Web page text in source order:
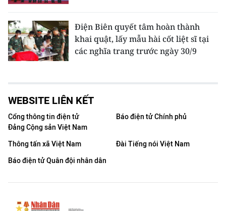
Điện Biên quyết tâm hoàn thành
khai quật, lấy mẫu hài cốt liệt sĩ tại
các nghĩa trang trước ngày 30/9
WEBSITE LIÊN KẾT
Cổng thông tin điện tử
Đảng Cộng sản Việt Nam
Báo điện tử Chính phủ
Thông tấn xã Việt Nam
Đài Tiếng nói Việt Nam
Báo điện tử Quân đội nhân dân